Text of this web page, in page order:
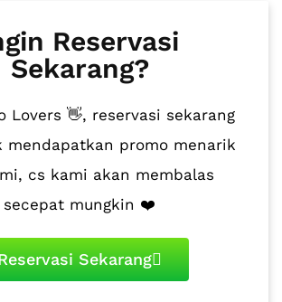
Reservasi
Sekarang?
Lovers 👋, reservasi sekarang
mendapatkan promo menarik
cs kami akan membalas
secepat mungkin ❤️
Sekarang